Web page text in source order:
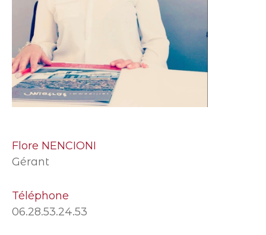
Flore NENCIONI
Gérant
Téléphone
06.28.53.24.53